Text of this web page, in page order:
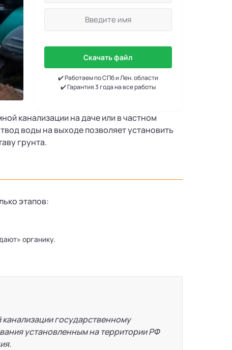
Скачать файл
✔️ Работаем по СПб и Лен. области
✔️ Гарантия 3 года на все работы
канализации на даче или в частном
воды на выходе позволяет установить
грунта.
этапов:
органику.
государственному
установленным на территории РФ